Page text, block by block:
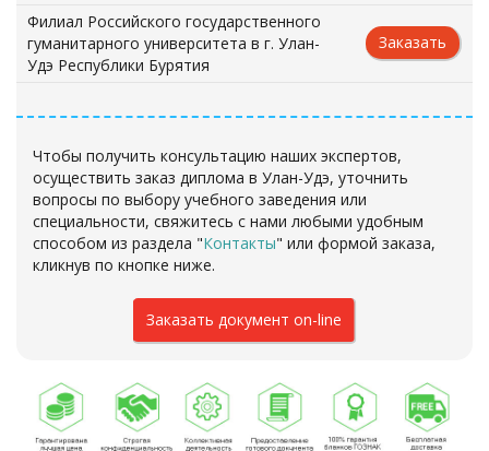
Филиал Российского государственного
гуманитарного университета в г. Улан-
Удэ Республики Бурятия
Заказать
Чтобы получить консультацию наших экспертов,
осуществить заказ диплома в Улан-Удэ, уточнить
вопросы по выбору учебного заведения или
специальности, свяжитесь с нами любыми удобным
способом из раздела "Контакты" или формой заказа,
кликнув по кнопке ниже.
Заказать документ on-line